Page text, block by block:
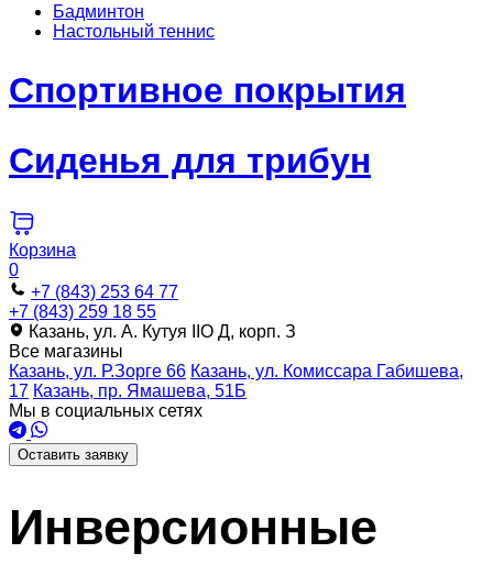
Бадминтон
Настольный теннис
Спортивное покрытия
Сиденья для трибун
Корзина
0
+7 (843) 253 64 77
+7 (843) 259 18 55
Казань, ул. А. Кутуя IIO Д, корп. З
Все магазины
Казань, ул. Р.Зорге 66 Казань, ул. Комиссара Габишева,
17 Казань, пр. Ямашева, 51Б
Мы в социальных сетях
Оставить заявку
Инверсионные